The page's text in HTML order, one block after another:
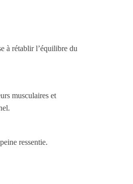
à rétablir l’équilibre du
musculaires et
ressentie.